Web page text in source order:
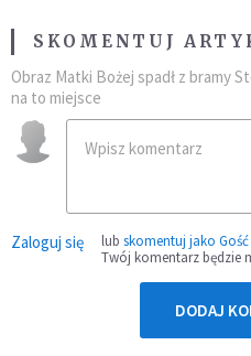
SKOMENTUJ
Obraz Matki Bożej spadł z bramy
na to miejsce
Zaloguj się lub skomentuj jako Gość
Twój komentarz będzie
DODAJ